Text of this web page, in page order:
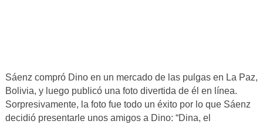
Sáenz compró Dino en un mercado de las pulgas en La Paz,
Bolivia, y luego publicó una foto divertida de él en línea.
Sorpresivamente, la foto fue todo un éxito por lo que Sáenz
decidió presentarle unos amigos a Dino: “Dina, el